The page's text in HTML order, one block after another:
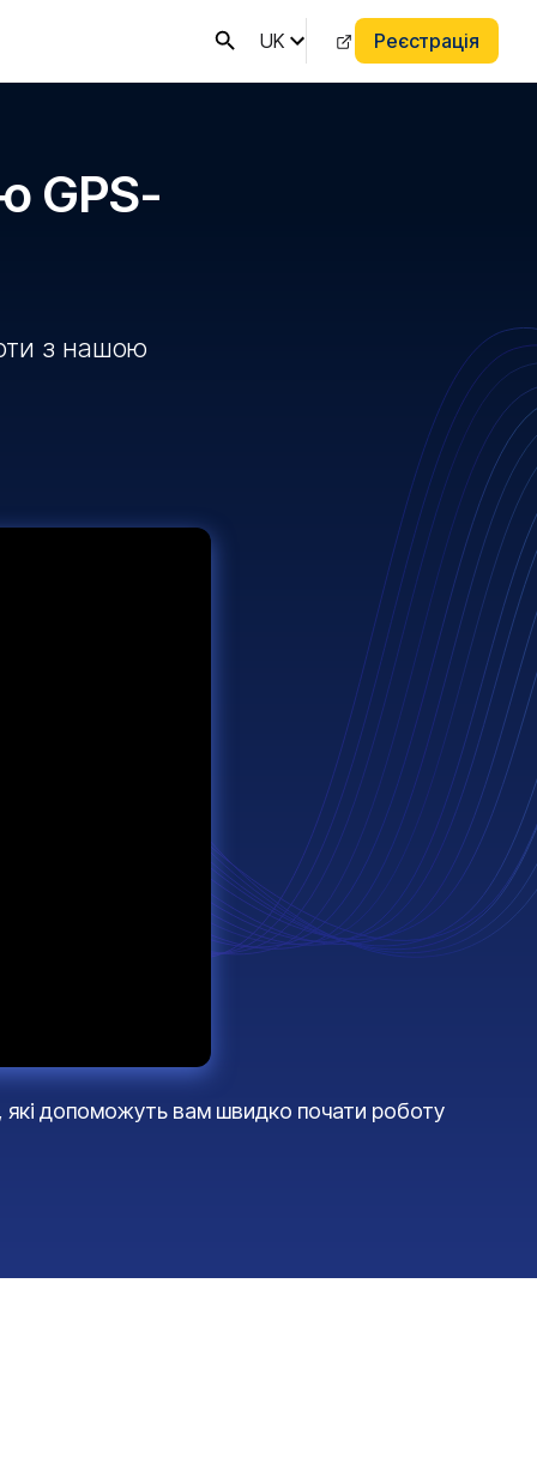
UK Реєстрація
GPS-
з нашою
які допоможуть вам швидко почати роботу